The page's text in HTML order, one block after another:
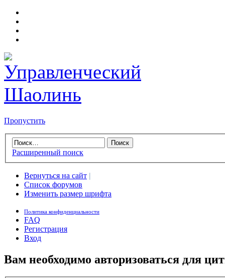
Пропустить
Расширенный поиск
Вернуться на сайт |
Список форумов
Изменить размер шрифта
Политика конфиденциальности
FAQ
Регистрация
Вход
Вам необходимо авторизоваться для